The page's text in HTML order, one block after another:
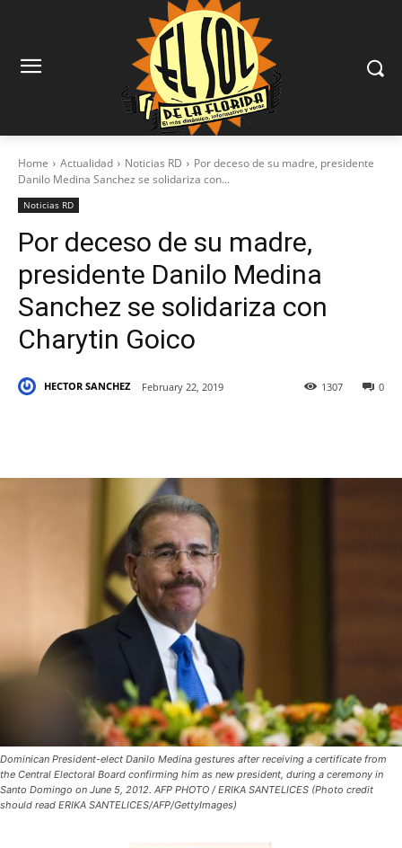
Home Actualidad Noticias RD
Por deceso de su madre, presidente
Danilo Medina Sanchez se solidariza con...
Noticias RD
Por deceso de su madre,
presidente Danilo Medina
Sanchez se solidariza con
Charytin Goico
HECTOR SANCHEZ February 22, 2019 0
1307
Dominican President-elect Danilo Medina gestures after receiving a certificate from
the Central Electoral Board confirming him as new president, during a ceremony in
Santo Domingo on June 5, 2012. AFP PHOTO / ERIKA SANTELICES (Photo credit
should read ERIKA SANTELICES/AFP/GettyImages)